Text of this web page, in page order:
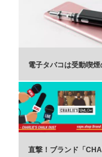
電子タバコは受動喫
直撃！ブランド「